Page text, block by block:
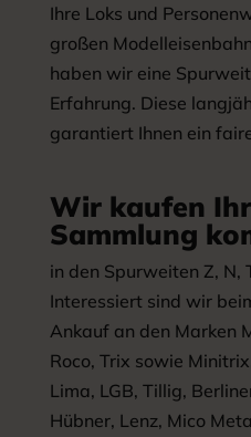
Ihre Loks und
großen
haben wir eine
Erfahrung. Diese
garantiert Ihnen ein
Wir kaufen
Sammlung
in den Spurweiten Z, N,
Interessiert sind wir
Ankauf an den Marken
Roco, Trix sowie
Lima, LGB, Tillig,
Hübner, Lenz, Mico